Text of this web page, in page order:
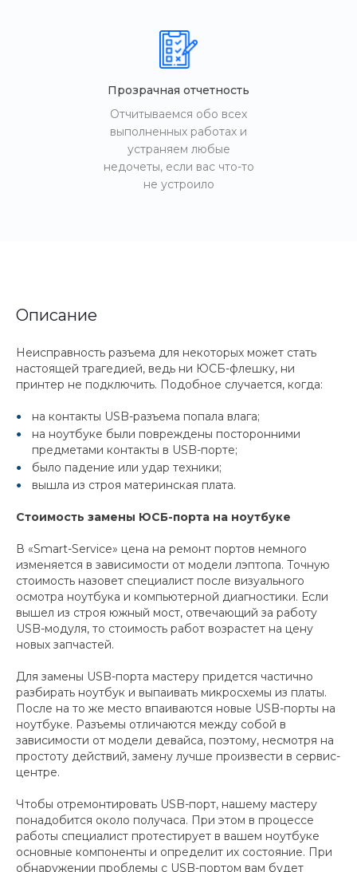
Прозрачная отчетность
Отчитываемся обо всех
выполненных работах и
устраняем любые
недочеты, если вас что-то
не устроило
Описание
Неисправность разъема для некоторых может стать
настоящей трагедией, ведь ни ЮСБ-флешку, ни
принтер не подключить. Подобное случается, когда:
на контакты USB-разъема попала влага;
на ноутбуке были повреждены посторонними
предметами контакты в USB-порте;
было падение или удар техники;
вышла из строя материнская плата.
Стоимость замены ЮСБ-порта на ноутбуке
В «Smart-Service» цена на ремонт портов немного
изменяется в зависимости от модели лэптопа. Точную
стоимость назовет специалист после визуального
осмотра ноутбука и компьютерной диагностики. Если
вышел из строя южный мост, отвечающий за работу
USB-модуля, то стоимость работ возрастет на цену
новых запчастей.
Для замены USB-порта мастеру придется частично
разбирать ноутбук и выпаивать микросхемы из платы.
После на то же место впаиваются новые USB-порты на
ноутбуке. Разъемы отличаются между собой в
зависимости от модели девайса, поэтому, несмотря на
простоту действий, замену лучше произвести в сервис-
центре.
Чтобы отремонтировать USB-порт, нашему мастеру
понадобится около получаса. При этом в процессе
работы специалист протестирует в вашем ноутбуке
основные компоненты и определит их состояние. При
обнаружении проблемы с USB-портом вам будет